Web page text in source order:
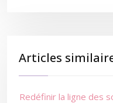
Articles
Redéfinir la ligne des